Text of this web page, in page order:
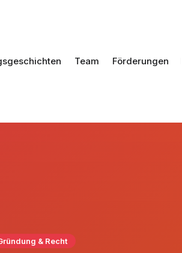
Team Förderungen
& Recht